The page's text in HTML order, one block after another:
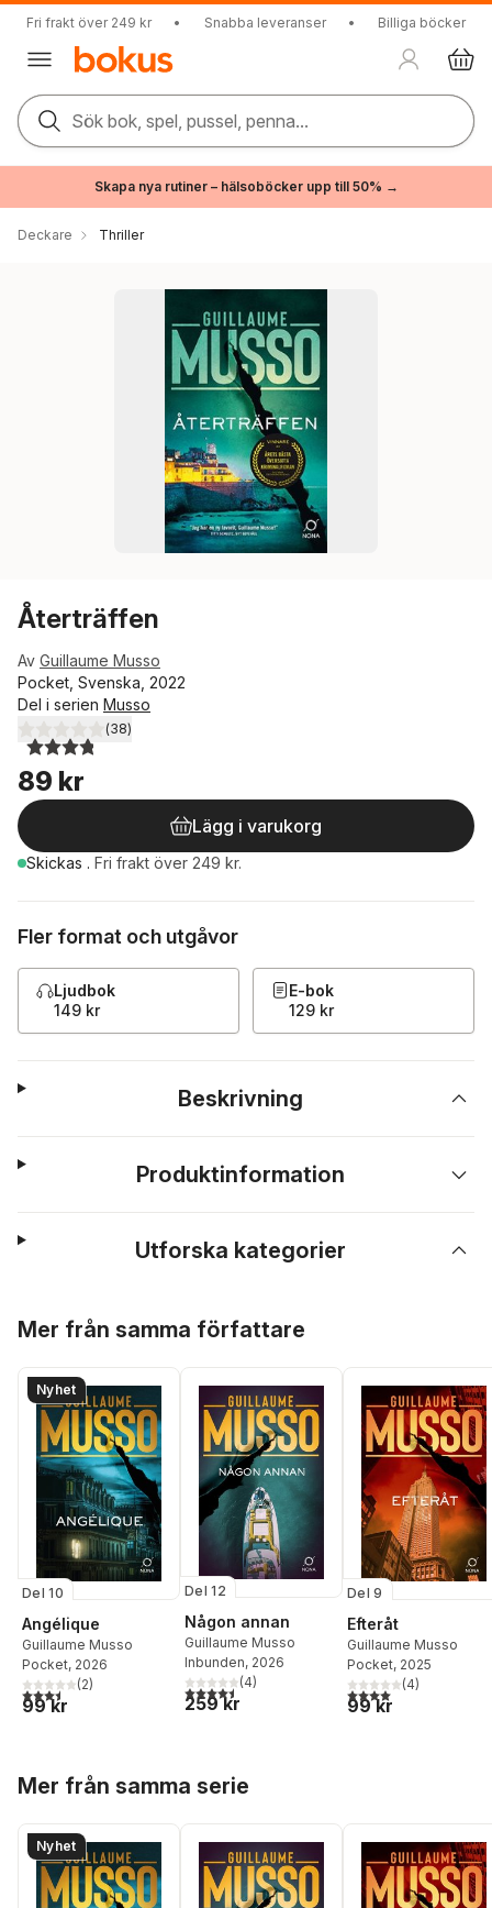
Fri frakt över 249 kr • Snabba leveranser • Billiga böcker
Sök bok, spel, pussel, penna...
Skapa nya rutiner – hälsoböcker upp till 50% →
Deckare Thriller
Återträffen
Av Guillaume Musso
Pocket, Svenska, 2022
Del i serien Musso
3,8utav 5 stjärnor. Totalt antal röster:
(38)
89 kr
Lägg i varukorg
Skickas . Fri frakt över 249 kr.
Fler format och utgåvor
Ljudbok
149 kr
E-bok
129 kr
Beskrivning
Produktinformation
Utforska kategorier
Mer från samma författare
Nyhet
Del 10
Angélique
Guillaume Musso
Pocket, 2026
3,5utav 5 stjärnor. Totalt antal röster:
(2)
99 kr
Del 12
Någon annan
Guillaume Musso
Inbunden, 2026
4,5utav 5 stjärnor. Totalt antal röster:
(4)
259 kr
Del 9
Efteråt
Guillaume Musso
Pocket, 2025
4,0utav 5 stjärnor.
(4)
99 kr
Mer från samma serie
Nyhet